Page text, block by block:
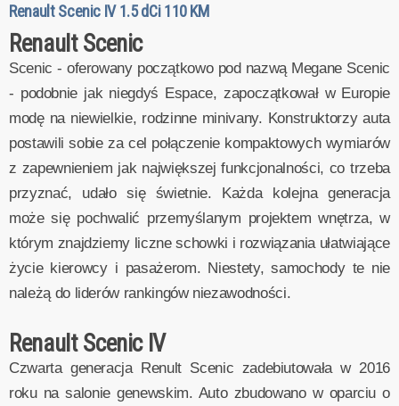
Renault Scenic IV 1.5 dCi 110 KM
Renault Scenic
Scenic - oferowany początkowo pod nazwą Megane Scenic
- podobnie jak niegdyś Espace, zapoczątkował w Europie
modę na niewielkie, rodzinne minivany. Konstruktorzy auta
postawili sobie za cel połączenie kompaktowych wymiarów
z zapewnieniem jak największej funkcjonalności, co trzeba
przyznać, udało się świetnie. Każda kolejna generacja
może się pochwalić przemyślanym projektem wnętrza, w
którym znajdziemy liczne schowki i rozwiązania ułatwiające
życie kierowcy i pasażerom. Niestety, samochody te nie
należą do liderów rankingów niezawodności.
Renault Scenic IV
Czwarta generacja Renult Scenic zadebiutowała w 2016
roku na salonie genewskim. Auto zbudowano w oparciu o